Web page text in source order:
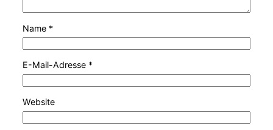
Name *
E-Mail-Adresse *
Website